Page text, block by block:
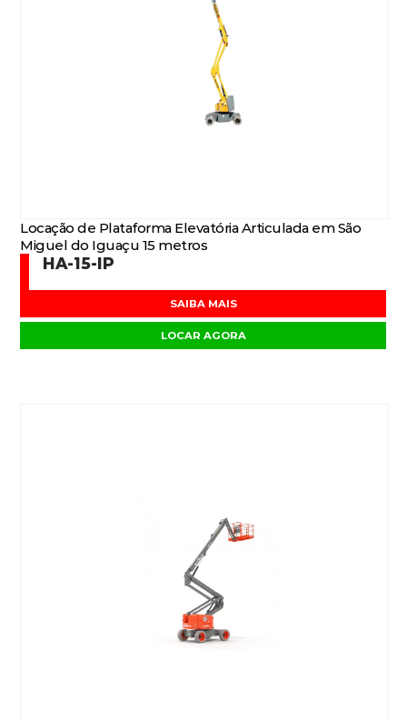
Locação de Plataforma Elevatória Articulada em São
Miguel do Iguaçu 15 metros
HA-15-IP
SAIBA MAIS
LOCAR AGORA